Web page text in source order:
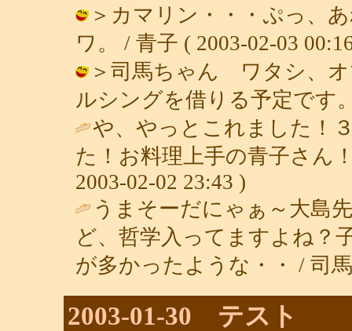
＞カマリン・・・ぷっ、
ワ。 / 青子 ( 2003-02-03
＞司馬ちゃん ワタシ、オ
ルシングを借りる予定です
や、やっとこれました！
た！お料理上手の青子さん
2003-02-02 23:43 )
うまそーだにゃぁ～大島
ど、哲学入ってますよね？
が多かったような・・ / 司
2003-01-30 テスト